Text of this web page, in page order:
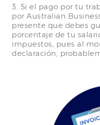
3. Si el pago por tu
por Australian
presente que debes
porcentaje de tu
impuestos, pues al
declaración,